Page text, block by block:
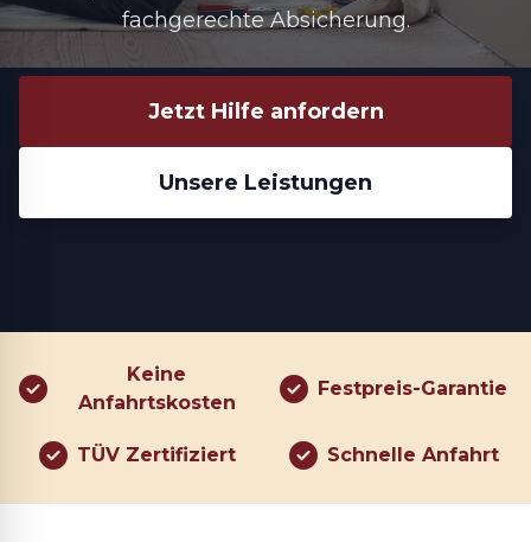
fachgerechte Absicherung.
Jetzt Hilfe anfordern
Unsere Leistungen
Keine
Anfahrtskosten
Festpreis-Garantie
TÜV Zertifiziert Schnelle Anfahrt